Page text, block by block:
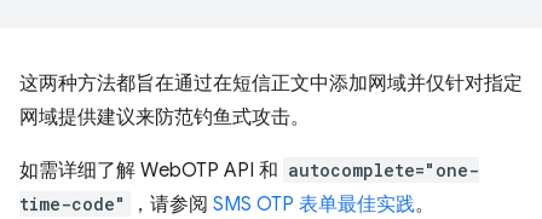
这两种方法都旨在通过在短信正文中添加网域并仅针对指定
网域提供建议来防范钓鱼式攻击。
如需详细了解 WebOTP API 和 autocomplete="one-
time-code"
，请参阅 SMS OTP 表单最佳实践。